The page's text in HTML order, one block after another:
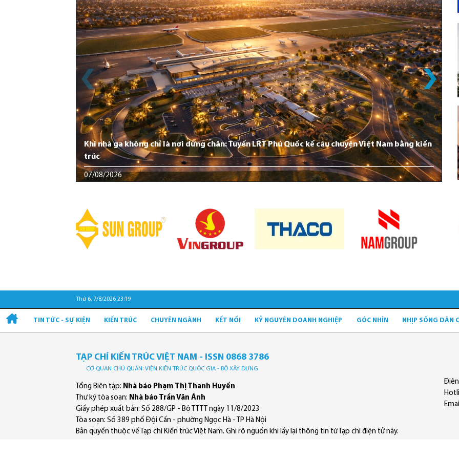
Khi nhà ga không chỉ là nơi dừng chân: Tuyến LRT Phú Quốc kể câu chuyện Việt Nam bằng kiến
trúc
07/08/2026
Thứ 6, 7/8/2026 23:19
TIN TỨC - SỰ KIỆN KIẾN TRÚC CHUYÊN NGÀNH KẾT NỐI KỶ NGUYÊN DOANH NGHIỆP GÓC NHÌN NHỊP SỐNG DÂN
TẠP CHÍ KIẾN TRÚC VIỆT NAM - ISSN 0868 3786
CƠ QUAN CHỦ QUẢN: VIỆN KIẾN TRÚC QUỐC GIA - BỘ XÂY DỰNG
Tổng Biên tập: Nhà báo Phạm Thị Thanh Huyền
Thư ký tòa soạn: Nhà báo Trần Văn Ánh
Giấy phép xuất bản: Số 288/GP - Bộ TTTT ngày 11/8/2023
Tòa soạn: Số 389 phố Đội Cấn - phường Ngọc Hà - TP Hà Nội
Bản quyền thuộc về Tạp chí Kiến trúc Việt Nam. Ghi rõ nguồn khi lấy lại thông tin từ Tạp chí điện tử này.